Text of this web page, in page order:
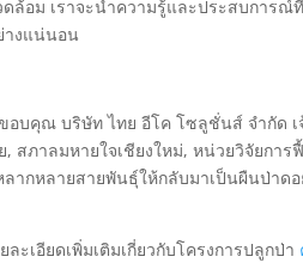
ล้อม เราจะนำความรู้และประสบการณ์
างแน่นอน
อบคุณ บริษัท ไทย อีโค โซลูชั่นส์ จำกัด
, สภาลมหายใจเชียงใหม่, หน่วยวิจัยก
ากหลายสายพันธุ์ให้กลับมาเป็นผืนป่าด
ละเอียดเพิ่มเติมเกี่ยวกับโครงการปลูกป่า